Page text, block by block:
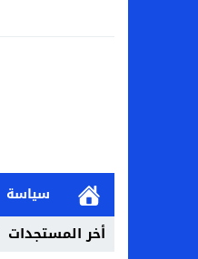
سياسة
أخر المستجدات